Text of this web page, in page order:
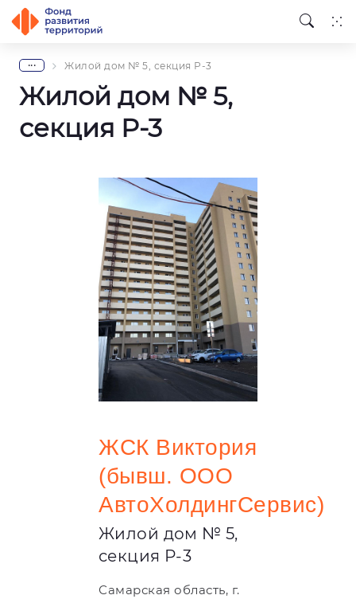
... Жилой дом № 5, секция Р-3
Жилой дом № 5,
секция Р-3
ЖСК Виктория
(бывш. ООО
АвтоХолдингСервис)
Жилой дом № 5,
секция Р-3
Самарская область, г.